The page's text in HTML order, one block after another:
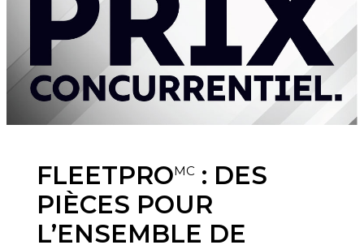
FLEETPROMC : DES
PIÈCES POUR
L’ENSEMBLE DE